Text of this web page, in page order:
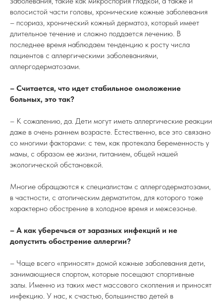
волосистой части головы, хронические кожные заболевания
– псориаз, хронический кожный дерматоз, который имеет
длительное течение и сложно поддается лечению. В
последнее время наблюдаем тенденцию к росту числа
пациентов с аллергическими заболеваниями,
аллергодерматозами.
– Считается, что идет стабильное омоложение
больных, это так?
– К сожалению, да. Дети могут иметь аллергические реакции
даже в очень раннем возрасте. Естественно, все это связано
со многими факторами: с тем, как протекала беременность у
мамы, с образом ее жизни, питанием, общей нашей
экологической обстановкой.
Многие обращаются к специалистам с аллергодерматозами,
в частности, с атопическим дерматитом, для которого тоже
характерно обострение в холодное время и межсезонье.
– А как уберечься от заразных инфекций и не
допустить обострение аллергии?
– Чаще всего «приносят» домой кожные заболевания дети,
занимающиеся спортом, которые посещают спортивные
залы. Именно из таких мест массового скопления и приносят
инфекцию. У нас, к счастью, большинство детей в